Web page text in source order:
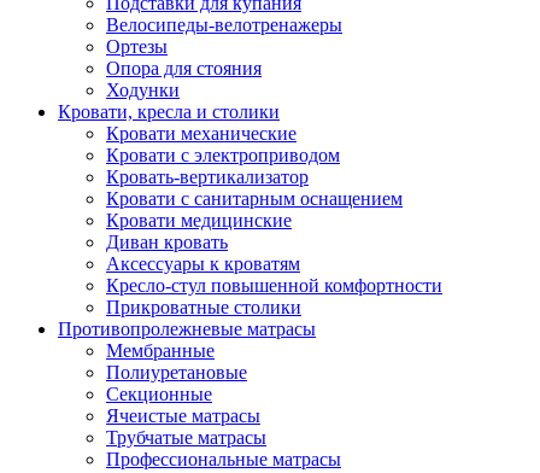
Велосипеды-велотренажеры
Ортезы
Опора для стояния
Ходунки
Кровати, кресла и столики
Кровати механические
Кровати с электроприводом
Кровать-вертикализатор
Кровати с санитарным оснащением
Кровати медицинские
Диван кровать
Аксессуары к кроватям
Кресло-стул повышенной комфортности
Прикроватные столики
Противопролежневые матрасы
Мембранные
Полиуретановые
Секционные
Ячеистые матрасы
Трубчатые матрасы
Профессиональные матрасы